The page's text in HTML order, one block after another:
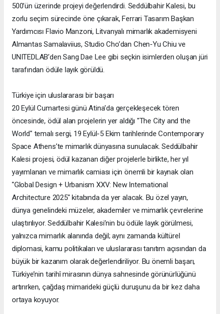
500’ün üzerinde projeyi değerlendirdi. Seddülbahir Kalesi, bu
zorlu seçim sürecinde öne çıkarak, Ferrari Tasarım Başkan
Yardımcısı Flavio Manzoni, Litvanyalı mimarlık akademisyeni
Almantas Samalaviius, Studio Cho’dan Chen-Yu Chiu ve
UNITEDLAB’den Sang Dae Lee gibi seçkin isimlerden oluşan jüri
tarafından ödüle layık görüldü.
Türkiye için uluslararası bir başarı
20 Eylül Cumartesi günü Atina’da gerçekleşecek tören
öncesinde, ödül alan projelerin yer aldığı "The City and the
World" temalı sergi, 19 Eylül-5 Ekim tarihlerinde Contemporary
Space Athens’te mimarlık dünyasına sunulacak. Seddülbahir
Kalesi projesi, ödül kazanan diğer projelerle birlikte, her yıl
yayımlanan ve mimarlık camiası için önemli bir kaynak olan
"Global Design + Urbanism XXV: New International
Architecture 2025" kitabında da yer alacak. Bu özel yayın,
dünya genelindeki müzeler, akademiler ve mimarlık çevrelerine
ulaştırılıyor. Seddülbahir Kalesi’nin bu ödüle layık görülmesi,
yalnızca mimarlık alanında değil; aynı zamanda kültürel
diplomasi, kamu politikaları ve uluslararası tanıtım açısından da
büyük bir kazanım olarak değerlendiriliyor. Bu önemli başarı,
Türkiye’nin tarihî mirasının dünya sahnesinde görünürlüğünü
artırırken, çağdaş mimarideki güçlü duruşunu da bir kez daha
ortaya koyuyor.